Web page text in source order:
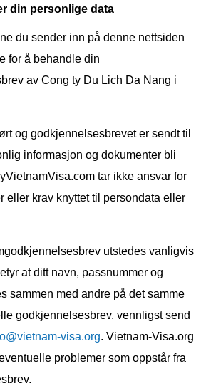
din personlige data
du sender inn på denne nettsiden
for å behandle din
av Cong ty Du Lich Da Nang i
og godkjennelsesbrevet er sendt til
informasjon og dokumenter bli
tar ikke ansvar for
eller krav knyttet til persondata eller
utstedes vanligvis
at ditt navn, passnummer og
sammen med andre på det samme
godkjennelsesbrev, vennligst send
visa.org. Vietnam-Visa.org
problemer som oppstår fra